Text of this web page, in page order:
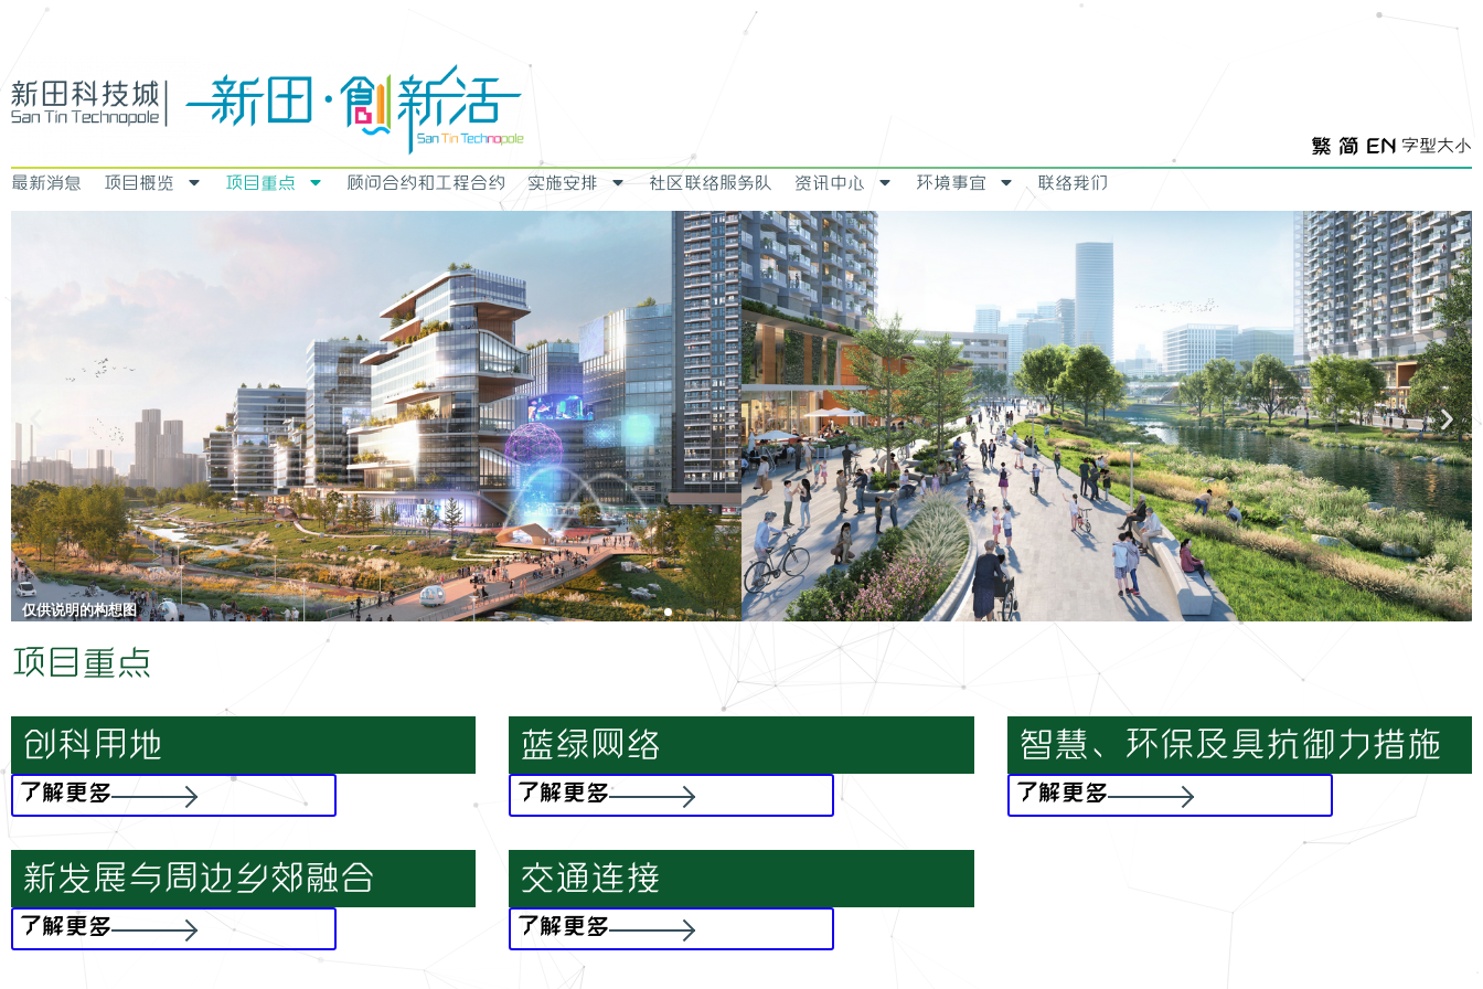
繁 简 EN 字型大小
最新消息
项目概览 项目重点 顾问合约和工程合约 实施安排 社区联络服务队 资讯中心 环境事宜 联络我们
仅供说明的构想图
项目重点
创科用地
了解更多
蓝绿网络
了解更多
智慧、环保及具抗御力措施
了解更多
新发展与周边乡郊融合
了解更多
交通连接
了解更多